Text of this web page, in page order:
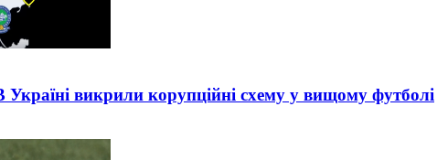
викрили корупційні схему у вищому футболі